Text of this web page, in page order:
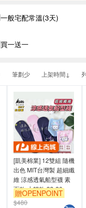
筆劃少 上架時間↓
一般宅配常溫(3天)
買一送一
[凱美棉業] 12雙組 隨機
出色 MIT台灣製 超細纖
維 涼感透氣船型襪 素
面款 小貓款 22-26cm
贈OPENPOINT
$480